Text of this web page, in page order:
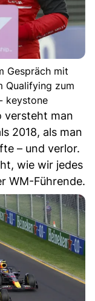
Gespräch mit
Qualifying zum
keystone
versteht man
2018, als man
– und verlor.
wie wir jedes
WM-Führende.